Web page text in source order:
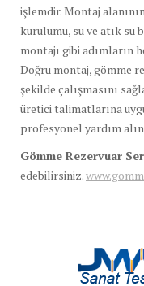
işlemdir. Montaj
kurulumu, su ve atık su
montajı gibi
Doğru montaj, gömme
şekilde çalışmasını
üretici talimatlarına
profesyonel yardım
Gömme Rezervuar
edebilirsiniz.